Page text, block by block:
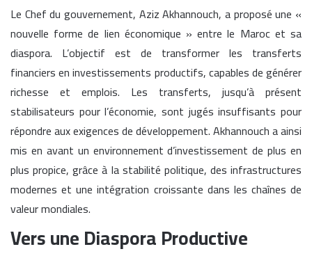
Le Chef du gouvernement, Aziz Akhannouch, a proposé une «
nouvelle forme de lien économique » entre le Maroc et sa
diaspora. L’objectif est de transformer les transferts
financiers en investissements productifs, capables de générer
richesse et emplois. Les transferts, jusqu’à présent
stabilisateurs pour l’économie, sont jugés insuffisants pour
répondre aux exigences de développement. Akhannouch a ainsi
mis en avant un environnement d’investissement de plus en
plus propice, grâce à la stabilité politique, des infrastructures
modernes et une intégration croissante dans les chaînes de
valeur mondiales.
Vers une Diaspora Productive